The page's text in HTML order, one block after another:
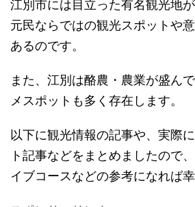
江別市には目立った有名観光地
元民ならではの観光スポットや
あるのです。
また、江別は酪農・農業が盛ん
メスポットも多く存在します。
以下に観光情報の記事や、実際
ト記事などをまとめましたので
イブコースなどの参考になれば幸